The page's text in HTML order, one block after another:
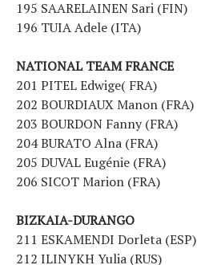
195 SAARELAINEN Sari (FIN)
196 TUIA Adele (ITA)
NATIONAL TEAM FRANCE
201 PITEL Edwige( FRA)
202 BOURDIAUX Manon (FRA)
203 BOURDON Fanny (FRA)
204 BURATO Alna (FRA)
205 DUVAL Eugénie (FRA)
206 SICOT Marion (FRA)
BIZKAIA-DURANGO
211 ESKAMENDI Dorleta (ESP)
212 ILINYKH Yulia (RUS)